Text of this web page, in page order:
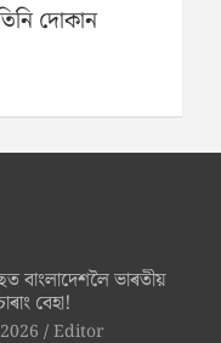
দোকান
বাংলাদেশলৈ ভাৰতীয়
বেহা!
Editor